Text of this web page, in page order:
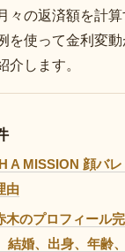
々の返済額を計算
を使って金利変
介します。
A MISSION 顔バ
由
木のプロフィール
結婚、出身、年齢